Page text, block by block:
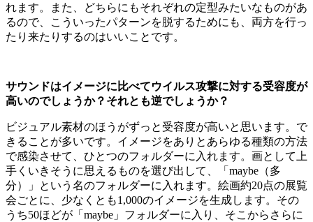
れます。また、どちらにもそれぞれの定型みたいなものがあ
るので、こういったパターンを脱するためにも、両方を行っ
たり来たりするのはいいことです。
サウンドはイメージに比べてウイルス攻撃に対する受容度が
高いのでしょうか？それとも逆でしょうか？
ビジュアル素材のほうがずっと受容度が高いと思います。で
きることが多いです。イメージをありとあらゆる種類の方法
で感染させて、ひとつのフォルダーに入れます。画として上
手くいきそうに思えるものを選び出して、「maybe（多
分）」という名のフォルダーに入れます。絵画約20点の展覧
会ごとに、少なくとも1,000のイメージを生成します。その
うち50ほどが「maybe」フォルダーに入り、そこからさらに